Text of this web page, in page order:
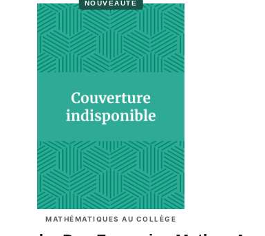
NOUVEAUTÉ
MATHÉMATIQUES AU COLLÈGE